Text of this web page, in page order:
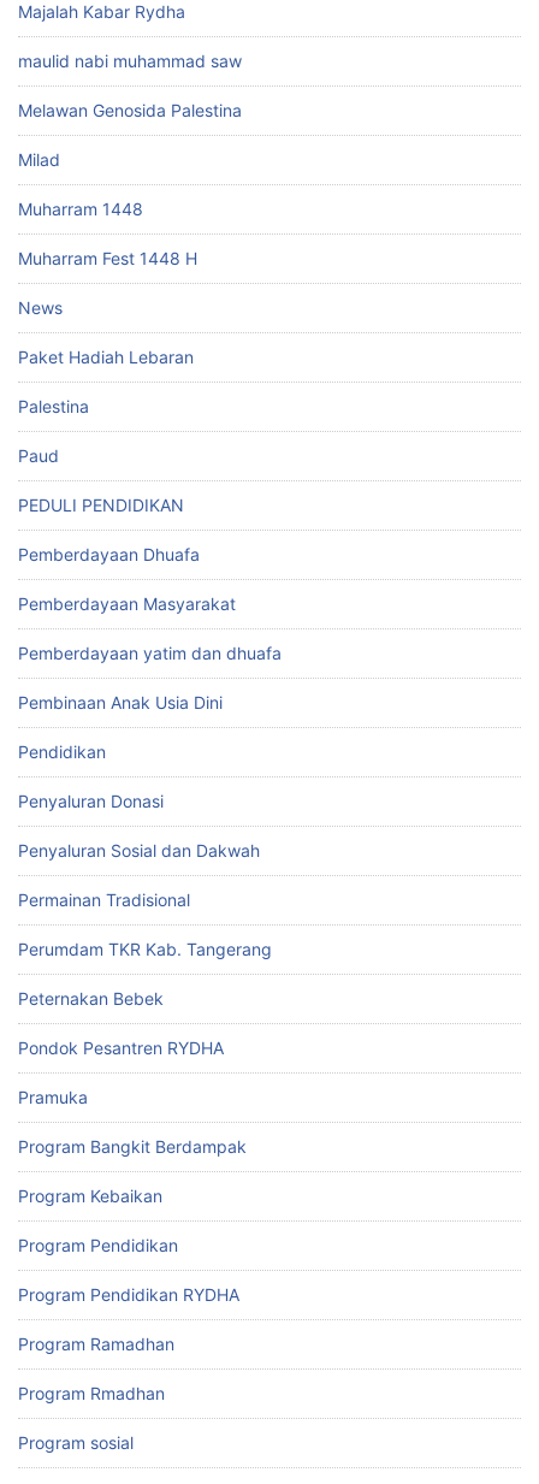
Majalah Kabar Rydha
maulid nabi muhammad saw
Melawan Genosida Palestina
Milad
Muharram 1448
Muharram Fest 1448 H
News
Paket Hadiah Lebaran
Palestina
Paud
PEDULI PENDIDIKAN
Pemberdayaan Dhuafa
Pemberdayaan Masyarakat
Pemberdayaan yatim dan dhuafa
Pembinaan Anak Usia Dini
Pendidikan
Penyaluran Donasi
Penyaluran Sosial dan Dakwah
Permainan Tradisional
Perumdam TKR Kab. Tangerang
Peternakan Bebek
Pondok Pesantren RYDHA
Pramuka
Program Bangkit Berdampak
Program Kebaikan
Program Pendidikan
Program Pendidikan RYDHA
Program Ramadhan
Program Rmadhan
Program sosial